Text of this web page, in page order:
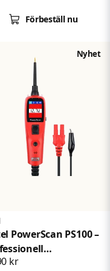
genomförs
snabbare än
Förbeställ nu
PowerScan PS100 –
och
kr
Nyhet